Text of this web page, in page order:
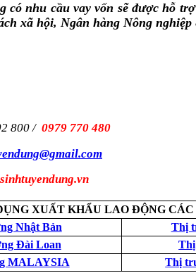
có nhu cầu vay vốn sẽ được hỗ
xã hội, Ngân hàng Nông
800 / 0979 770 480
XUẤT KHẨU LAO ĐỘNG
Nhật Bản
Thị
Đài Loan
MALAYSIA
Thị